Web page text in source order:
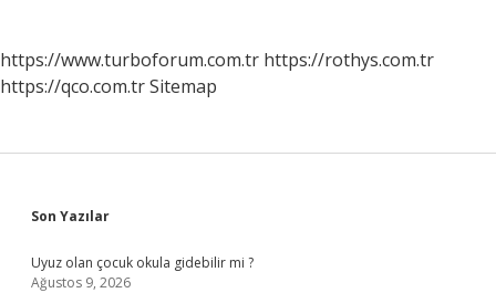
https://www.turboforum.com.tr https://rothys.com.tr
https://qco.com.trSitemap
Sidebar
Son Yazılar
Uyuz olan çocuk okula gidebilir mi ?
Ağustos 9, 2026